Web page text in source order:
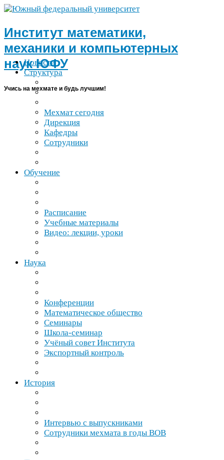
Институт математики,
механики и компьютерных
наукЮФУ
Учись на мехмате и будь лучшим!
Новости
Структура
Мехмат сегодня
Дирекция
Кафедры
Сотрудники
Обучение
Расписание
Учебные материалы
Видео: лекции, уроки
Наука
Конференции
Математическое общество
Семинары
Школа-​семинар
Учёный совет Института
Экспортный контроль
История
Интервью с выпускниками
Сотрудники мехмата в годы ВОВ